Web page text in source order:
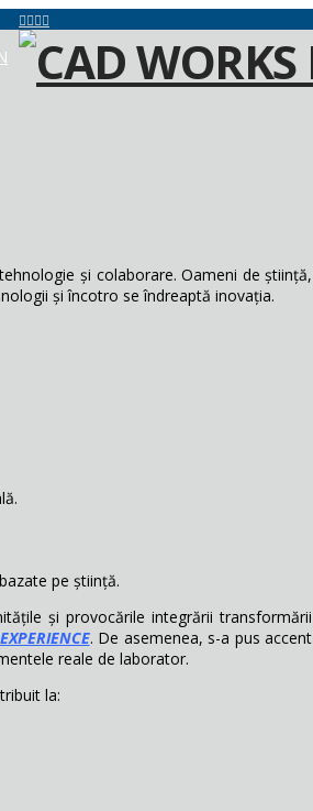
și colaborare. Oameni de știință,
și încotro se îndreaptă inovația.
pe știință.
și provocările integrării transformării
. De asemenea, s-a pus accent
reale de laborator.
la: